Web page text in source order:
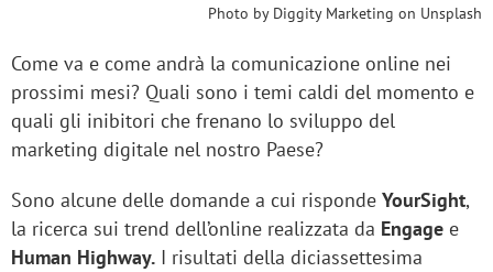
Photo by Diggity Marketing on Unsplash
Come va e come andrà la comunicazione online nei
prossimi mesi? Quali sono i temi caldi del momento e
quali gli inibitori che frenano lo sviluppo del
marketing digitale nel nostro Paese?
Sono alcune delle domande a cui risponde YourSight,
la ricerca sui trend dell’online realizzata da Engage e
Human Highway. I risultati della diciassettesima